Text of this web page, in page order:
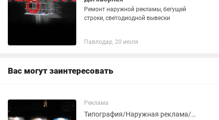
Ремонт наружной рекламы, бегущей
строки, светодиодной вывески
Павлодар, 20 июля
Вас могут заинтересовать
Реклама
Типография/Наружная реклама/Шелкография